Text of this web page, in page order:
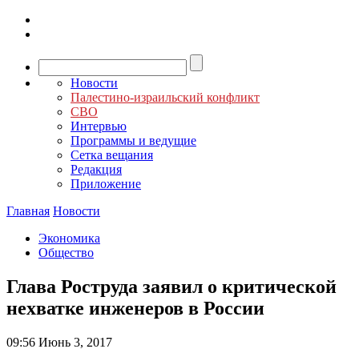
Новости
Палестино-израильский конфликт
СВО
Интервью
Программы и ведущие
Сетка вещания
Редакция
Приложение
Главная Новости
Экономика
Общество
Глава Роструда заявил о критической
нехватке инженеров в России
09:56 Июнь 3, 2017